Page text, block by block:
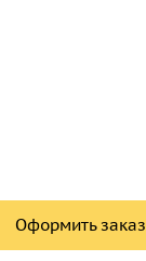
Оформить заказ